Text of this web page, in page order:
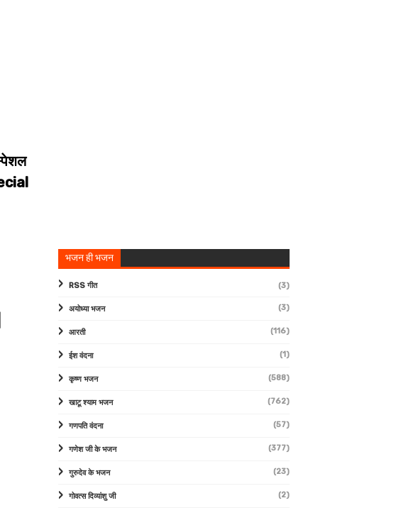
भजन ही भजन
RSS गीत (3)
अयोध्या भजन (3)
आरती (116)
ईश वंदना (1)
कृष्ण भजन (588)
खाटू श्याम भजन (762)
गणपति वंदना (57)
गणेश जी के भजन (377)
गुरुदेव के भजन (23)
गोवत्स दिव्यांशु जी (2)